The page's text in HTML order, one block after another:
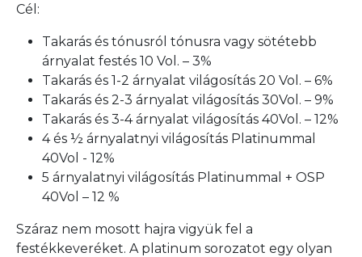
Cél:
Takarás és tónusról tónusra vagy sötétebb
árnyalat festés 10 Vol. – 3%
Takarás és 1-2 árnyalat világosítás 20 Vol. – 6%
Takarás és 2-3 árnyalat világosítás 30Vol. – 9%
Takarás és 3-4 árnyalat világosítás 40Vol. – 12%
4 és ½ árnyalatnyi világosítás Platinummal
40Vol - 12%
5 árnyalatnyi világosítás Platinummal + OSP
40Vol – 12 %
Száraz nem mosott hajra vigyük fel a
festékkeveréket. A platinum sorozatot egy olyan